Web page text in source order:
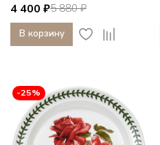
5 880 ₽
4 400 ₽
В корзину
-25%